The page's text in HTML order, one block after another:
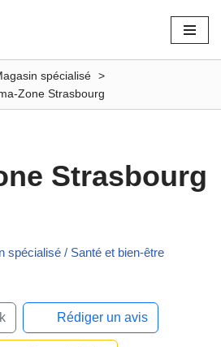
spécialisé
Zone Strasbourg
Strasbourg
spécialisé / Santé et bien-être
Rédiger un avis